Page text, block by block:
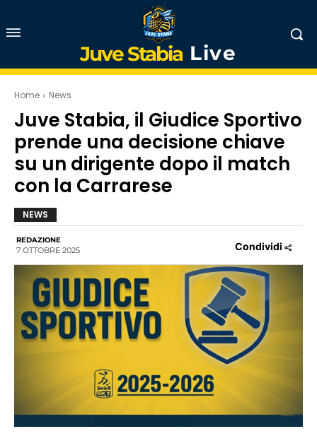
Juve Stabia Live
Home News
Juve Stabia, il Giudice Sportivo
prende una decisione chiave
su un dirigente dopo il match
con la Carrarese
NEWS
REDAZIONE
7 OTTOBRE 2025 Condividi